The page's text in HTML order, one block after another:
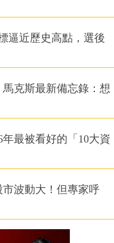
逼近歷史高點，選後
克斯最新備忘錄：想
最被看好的「10大資
波動大！但專家呼